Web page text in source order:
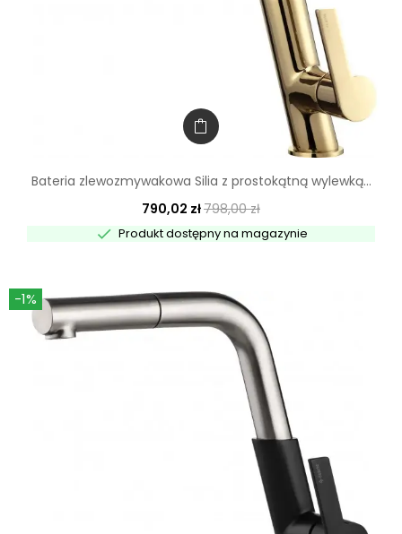
Bateria zlewozmywakowa Silia z prostokątną wylewką...
790,02 zł798,00 zł
 Produkt dostępny na magazynie
-1%